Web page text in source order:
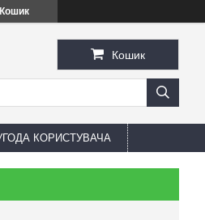
Кошик
Кошик
КОРИСТУВАЧА